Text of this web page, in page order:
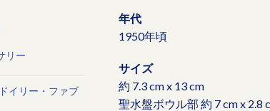
年代
1950年頃
サイズ
約 7.3 cm x 13 cm
聖水盤ボウル部 約 7 cm x 2.8
リー
イリー・ファブ